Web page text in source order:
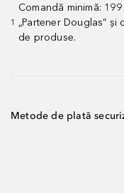
1
Comandă minimă:
„Partener Douglas”
de produse.
Metode de plată